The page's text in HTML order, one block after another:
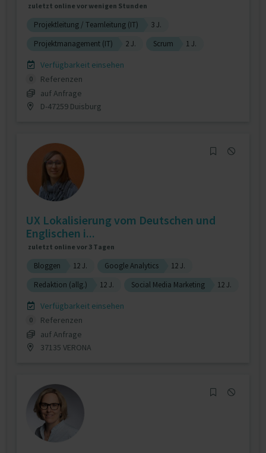
zuletzt online vor wenigen Stunden
Projektleitung / Teamleitung (IT)
3 J.
Projektmanagement (IT)
2 J. Scrum 1 J.
Verfügbarkeit einsehen
0
Referenzen
auf Anfrage
D-47259 Duisburg
UX Lokalisierung vom Deutschen und
Englischen i...
zuletzt online vor 3 Tagen
Bloggen 12 J. Google Analytics
12 J.
Redaktion (allg.)
12 J. Social Media Marketing 12 J.
Verfügbarkeit einsehen
0
Referenzen
auf Anfrage
37135 VERONA